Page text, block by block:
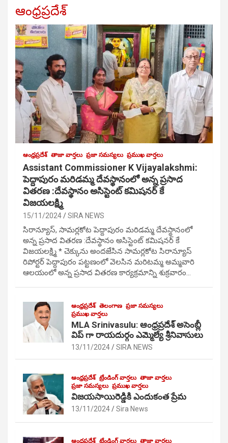
ఆంధ్రప్రదేశ్
ఆంధ్రప్రదేశ్ తాజా వార్తలు ప్రజా సమస్యలు ప్రముఖ వార్తలు
Assistant Commissioner K Vijayalakshmi:
పెద్దాపురం మరిడమ్మ దేవస్థానంలో అన్న ప్రసాద
వితరణ :దేవస్థానం అసిస్టెంట్ కమిషనర్ కే
విజయలక్ష్మి
15/11/2024 SIRA NEWS
సిరాన్యూస్, సామర్లకోట పెద్దాపురం మరిడమ్మ దేవస్థానంలో
అన్న ప్రసాద వితరణ :దేవస్థానం అసిస్టెంట్ కమిషనర్ కే
విజయలక్ష్మి * చెక్కును అందజేసిన సామర్లకోట సిరాన్యూస్
రిపోర్టర్ పెద్దాపురం పట్టణంలో వెలసిన మరిటమ్మ అమ్మవారి
ఆలయంలో అన్న ప్రసాద వితరణ కార్యక్రమాన్ని శుక్రవారం…
ఆంధ్రప్రదేశ్ తెలంగాణ ప్రజా సమస్యలు
ప్రముఖ వార్తలు
MLA Srinivasulu: ఆంధ్రప్రదేశ్ అసెంబ్లీ
విప్ గా రాయదుర్గం ఎమ్మెల్యే శ్రీనివాసులు
13/11/2024 SIRA NEWS
ఆంధ్రప్రదేశ్ ట్రేండింగ్ వార్తలు తాజా వార్తలు
ప్రజా సమస్యలు ప్రముఖ వార్తలు
విజయసాయిరెడ్డికి ఎందుకంత ప్రేమ
13/11/2024 Sira News
ఆంధ్రప్రదేశ్ ట్రేండింగ్ వార్తలు తాజా వార్తలు